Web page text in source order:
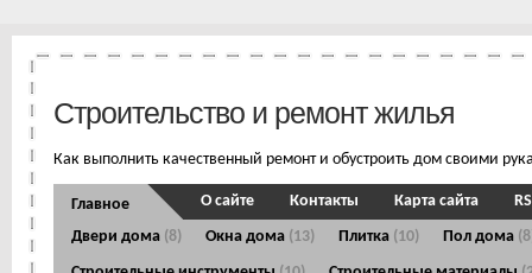
Строительство и ремонт жилья
Как выполнить качественный ремонт и обустроить дом своими
Главное
Двери дома (8) Окна дома (13) Плитка (10) Пол дома
О сайте Контакты Карта сайта